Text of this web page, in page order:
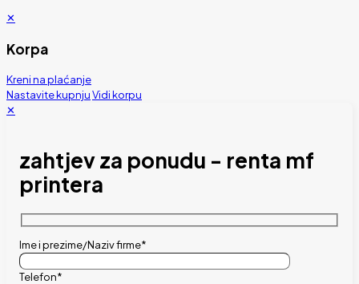
✕
Korpa
Kreni na plaćanje
Nastavite kupnjuVidi korpu
✕
zahtjev za ponudu - renta mf
printera
Ime i prezime/Naziv firme*
Telefon*